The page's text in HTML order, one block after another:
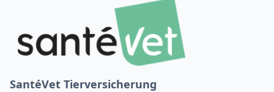
SantéVet Tierversicherung